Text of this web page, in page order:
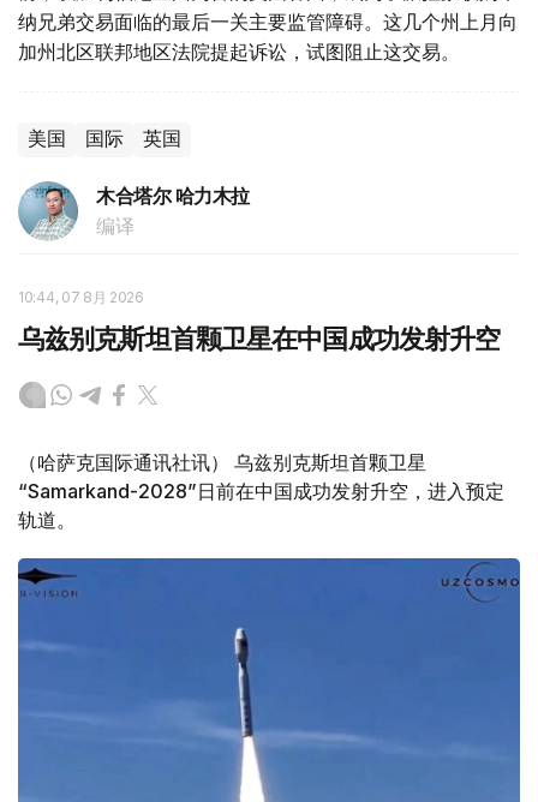
纳兄弟交易面临的最后一关主要监管障碍。这几个州上月向
加州北区联邦地区法院提起诉讼，试图阻止这交易。
美国 国际 英国
木合塔尔 哈力木拉
编译
10:44, 07 8月 2026
乌兹别克斯坦首颗卫星在中国成功发射升空
（哈萨克国际通讯社讯） 乌兹别克斯坦首颗卫星
“Samarkand-2028”日前在中国成功发射升空，进入预定
轨道。